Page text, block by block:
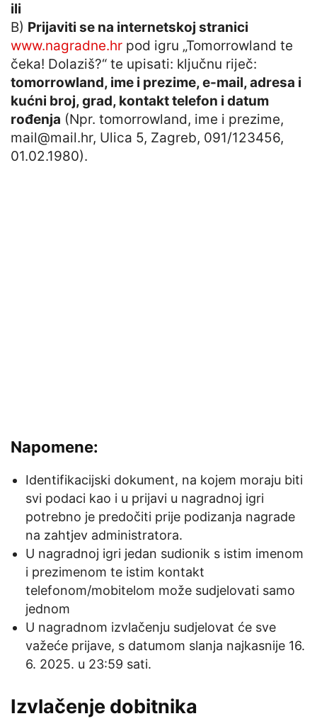
ili
B) Prijaviti se na internetskoj stranici
www.nagradne.hr pod igru „Tomorrowland te
čeka! Dolaziš?“ te upisati: ključnu riječ:
tomorrowland, ime i prezime, e-mail, adresa i
kućni broj, grad, kontakt telefon i datum
rođenja (Npr. tomorrowland, ime i prezime,
mail@mail.hr, Ulica 5, Zagreb, 091/123456,
01.02.1980).
Napomene:
Identifikacijski dokument, na kojem moraju biti
svi podaci kao i u prijavi u nagradnoj igri
potrebno je predočiti prije podizanja nagrade
na zahtjev administratora.
U nagradnoj igri jedan sudionik s istim imenom
i prezimenom te istim kontakt
telefonom/mobitelom može sudjelovati samo
jednom
U nagradnom izvlačenju sudjelovat će sve
važeće prijave, s datumom slanja najkasnije 16.
6. 2025. u 23:59 sati.
Izvlačenje dobitnika